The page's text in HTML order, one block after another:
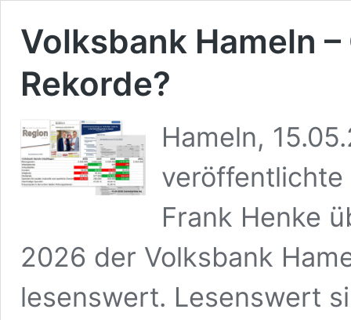
Volksbank Hameln
Rekorde?
Hameln,
veröffentlichte
Frank Henke
2026 der Volksbank
lesenswert. Lesenswert